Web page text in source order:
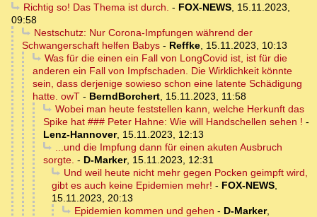
Richtig so! Das Thema ist durch. - FOX-NEWS, 15.11.2023,
09:58
Nestschutz: Nur Corona-Impfungen während der
Schwangerschaft helfen Babys - Reffke 15.11.2023, 10:13
Was für die einen ein Fall von LongCovid ist, ist für die
anderen ein Fall von Impfschaden. Die Wirklichkeit könnte
sein, dass derjenige sowieso schon eine latente Schädigung
hatte. owT - BerndBorchert 15.11.2023, 11:58
Wobei man heute feststellen kann, welche Herkunft das
Spike hat ### Peter Hahne: Wie will Handschellen sehen ! -
Lenz-Hannover, 15.11.2023, 12:13
...und die Impfung dann für einen akuten Ausbruch
sorgte. - D-Marker, 15.11.2023, 12:31
Und weil heute nicht mehr gegen Pocken geimpft wird,
gibt es auch keine Epidemien mehr! - FOX-NEWS
15.11.2023, 20:13
Epidemien kommen und gehen - D-Marker,